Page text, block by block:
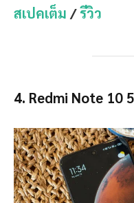
สเปคเต็ม /รีวิว
4. Redmi Note 10